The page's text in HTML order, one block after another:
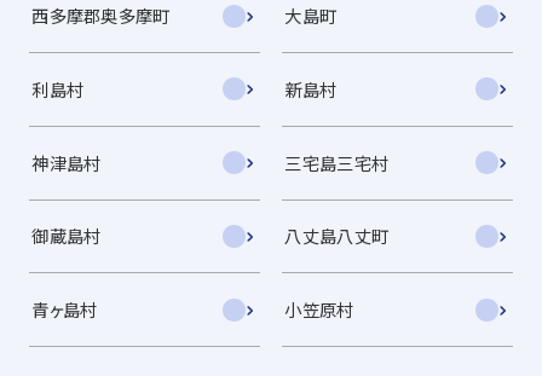
西多摩郡奥多摩町 大島町
利島村 新島村
神津島村 三宅島三宅村
御蔵島村 八丈島八丈町
青ヶ島村 小笠原村